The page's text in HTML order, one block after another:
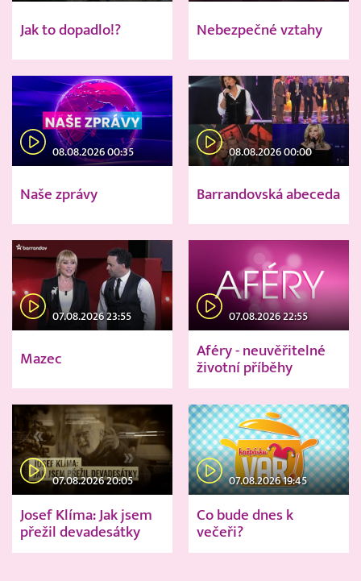
Jak to dopadlo!? Nebezpečné vztahy
08.08.2026 00:35
Naše zprávy
08.08.2026 00:00
Barrandovská abeceda
07.08.2026 23:55
Mazec
07.08.2026 22:55
Aféry - neuvěřitelné
životní příběhy
07.08.2026 20:05
Josef Klíma: Jak jsem
přežil devadesátky
07.08.2026 19:45
Co bude dnes k
večeři?